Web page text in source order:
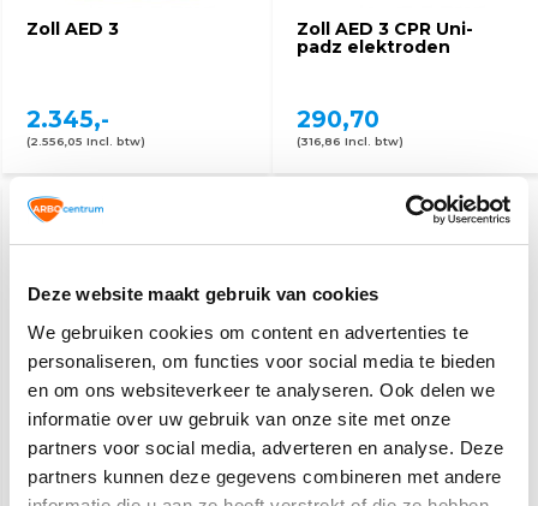
Deze website maakt gebruik van cookies
We gebruiken cookies om content en advertenties te
personaliseren, om functies voor social media te bieden
en om ons websiteverkeer te analyseren. Ook delen we
informatie over uw gebruik van onze site met onze
partners voor social media, adverteren en analyse. Deze
partners kunnen deze gegevens combineren met andere
Zoll AED 3
2.345,-
(2.556,05 Incl. btw)
Zoll AED 3 CPR Uni-
padz elektroden
290,70
(316,86 Incl. btw)
Zoll AED 3 batterij
185,20
Zoll AED Plus batterijen
(10 stuks)
108,10